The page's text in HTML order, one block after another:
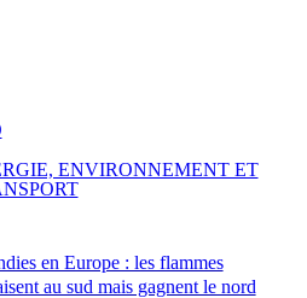
en Europe : les flammes
au sud mais gagnent le nord
ENVIRONNEMENT ET